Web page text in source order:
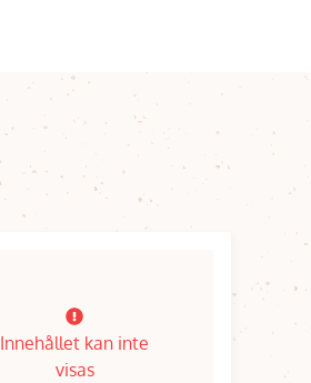
Innehållet kan inte
visas